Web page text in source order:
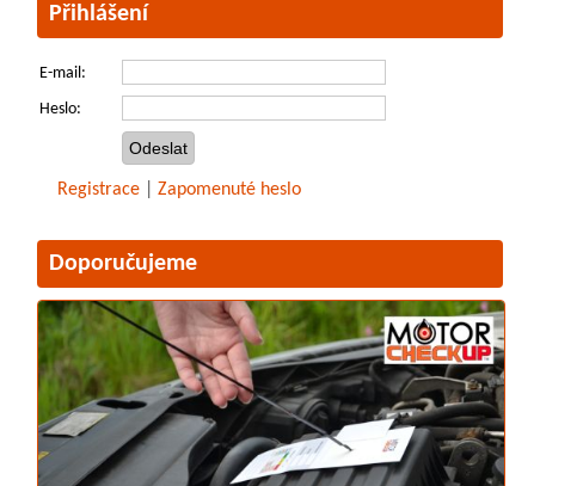
Přihlášení
E-mail:
Heslo:
Registrace Zapomenuté heslo
Doporučujeme